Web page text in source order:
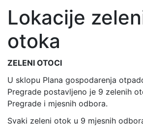
Lokacije
otoka
ZELENI OTOCI
U sklopu Plana gospodarenja
Pregrade postavljeno je 9 zelenih
Pregrade i mjesnih odbora.
Svaki zeleni otok u 9 mjesnih